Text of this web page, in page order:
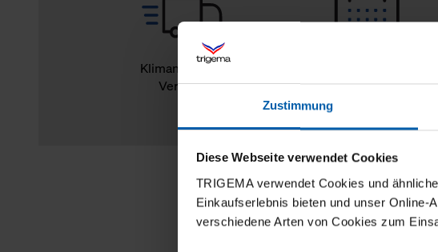
Zustimmung
Diese Webseite verwendet Cookies
TRIGEMA verwendet Cookies und
Einkaufserlebnis bieten und unser
verschiedene Arten von Cookies zum
Klimaneutraler
Versand
Rückgaberecht